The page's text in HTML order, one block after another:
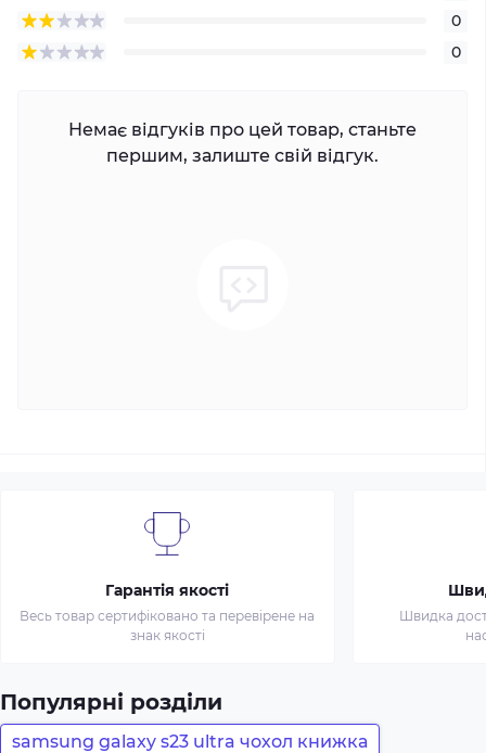
0
0
Немає відгуків про цей товар, станьте
першим, залиште свій відгук.
Гарантія якості
Весь товар сертифіковано та перевірене на
знак якості
Швидка
Популярні розділи
samsung galaxy s23 ultra чохол книжка